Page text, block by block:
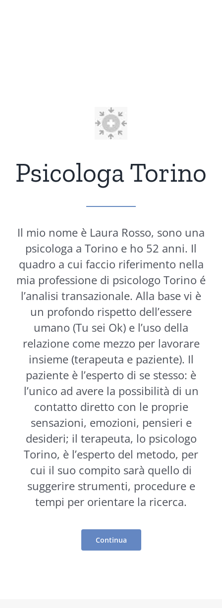
Psicologa Torino
Il mio nome è Laura Rosso, sono una
psicologa a Torino e ho 52 anni. Il
quadro a cui faccio riferimento nella
mia professione di psicologo Torino é
l’analisi transazionale. Alla base vi è
un profondo rispetto dell’essere
umano (Tu sei Ok) e l’uso della
relazione come mezzo per lavorare
insieme (terapeuta e paziente). Il
paziente è l’esperto di se stesso: è
l’unico ad avere la possibilità di un
contatto diretto con le proprie
sensazioni, emozioni, pensieri e
desideri; il terapeuta, lo psicologo
Torino, è l’esperto del metodo, per
cui il suo compito sarà quello di
suggerire strumenti, procedure e
tempi per orientare la ricerca.
Continua